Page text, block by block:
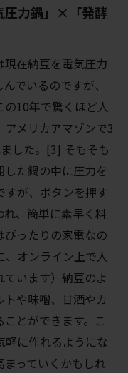
圧力鍋」×「発酵
在納豆を電気圧力
でいるのですが、
10年で驚くほど人
アメリカアマゾンで3
した。[3] そもそも
た鍋の中に圧力を
すが、ボタンを押す
、簡単に素早く料
ったりの家電なの
オンライン上で人
います）納豆のよ
や味噌、甘酒やカ
とができます。こ
軽に作れるようにな
っていくかもしれ